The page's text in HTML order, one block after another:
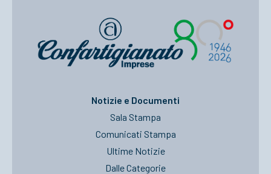
Notizie e Documenti
Sala Stampa
Comunicati Stampa
Ultime Notizie
Dalle Categorie